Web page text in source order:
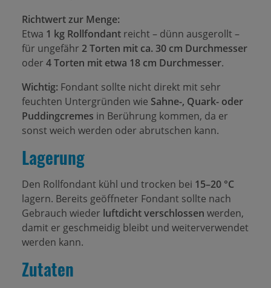
Richtwert zur Menge:
Etwa 1 kg Rollfondant reicht – dünn ausgerollt –
für ungefähr 2 Torten mit ca. 30 cm Durchmesser
oder 4 Torten mit etwa 18 cm Durchmesser.
Wichtig: Fondant sollte nicht direkt mit sehr
feuchten Untergründen wie Sahne-, Quark- oder
Puddingcremes in Berührung kommen, da er
sonst weich werden oder abrutschen kann.
Lagerung
Den Rollfondant kühl und trocken bei 15–20 °C
lagern. Bereits geöffneter Fondant sollte nach
Gebrauch wieder luftdicht verschlossen werden,
damit er geschmeidig bleibt und weiterverwendet
werden kann.
Zutaten